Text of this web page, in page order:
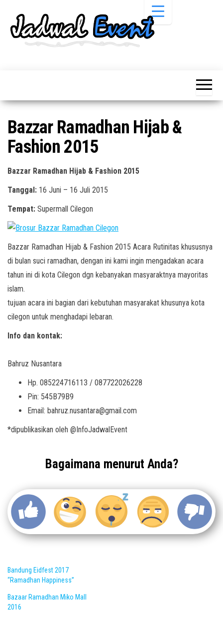
Pameran,
Acara &
Promo
Terbaru
Pameran,
Bazaar,
Workshop,
Job Fair,
Lomba dll.
Bazzar Ramadhan Hijab &
Fashion 2015
Bazzar Ramadhan Hijab & Fashion 2015
Tanggal: 16 Juni – 16 Juli 2015
Tempat: Supermall Cilegon
Bazzar Ramadhan Hijab & Fashion 2015 Acara Rutinitas khususnya
di bulan suci ramadhan, dengan ini kami ingin mengadakan acara
tahun ini di kota Cilegon dgn kebanyakan masyaraktnya mayoritas
islam.
tujuan acara ini bagian dari kebutuhan masyarakat khusunya kota
cilegon untuk menghadapi lebaran.
Info dan kontak:
Bahruz Nusantara
Hp. 085224716113 / 087722026228
Pin: 545B79B9
Email: bahruz.nusantara@gmail.com
*dipublikasikan oleh @InfoJadwalEvent
Bagaimana menurut Anda?
Bandung Eidfest 2017
“Ramadhan Happiness”
Bazaar Ramadhan Miko Mall
2016